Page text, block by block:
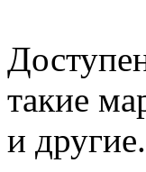
такие
и другие.